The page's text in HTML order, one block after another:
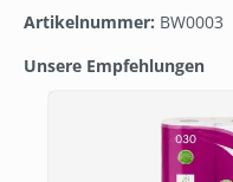
Artikelnummer: BW0003
Unsere Empfehlungen